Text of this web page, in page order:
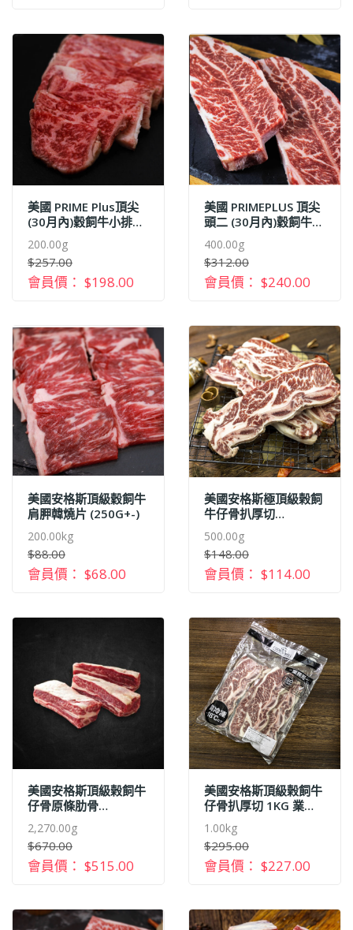
美國 PRIME Plus頂尖
(30月內)穀飼牛小排韓
200.00g
$257.00
會員價： $198.00
美國 PRIMEPLUS 頂尖
頭二 (30月內)穀飼牛小
400.00g
$312.00
會員價： $240.00
美國安格斯頂級穀飼牛
肩胛韓燒片 (250G+-)
200.00kg
$88.00
會員價： $68.00
美國安格斯極頂級榖飼
牛仔骨扒厚切
500.00g
$148.00
會員價： $114.00
美國安格斯頂級榖飼牛
仔骨原條肋骨
2,270.00g
$670.00
會員價： $515.00
美國安格斯頂級榖飼牛
仔骨扒厚切 1KG 業務
1.00kg
$295.00
會員價： $227.00